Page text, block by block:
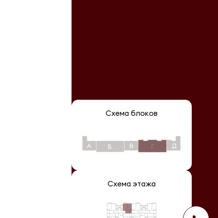
Схема блоков
Схема этажа